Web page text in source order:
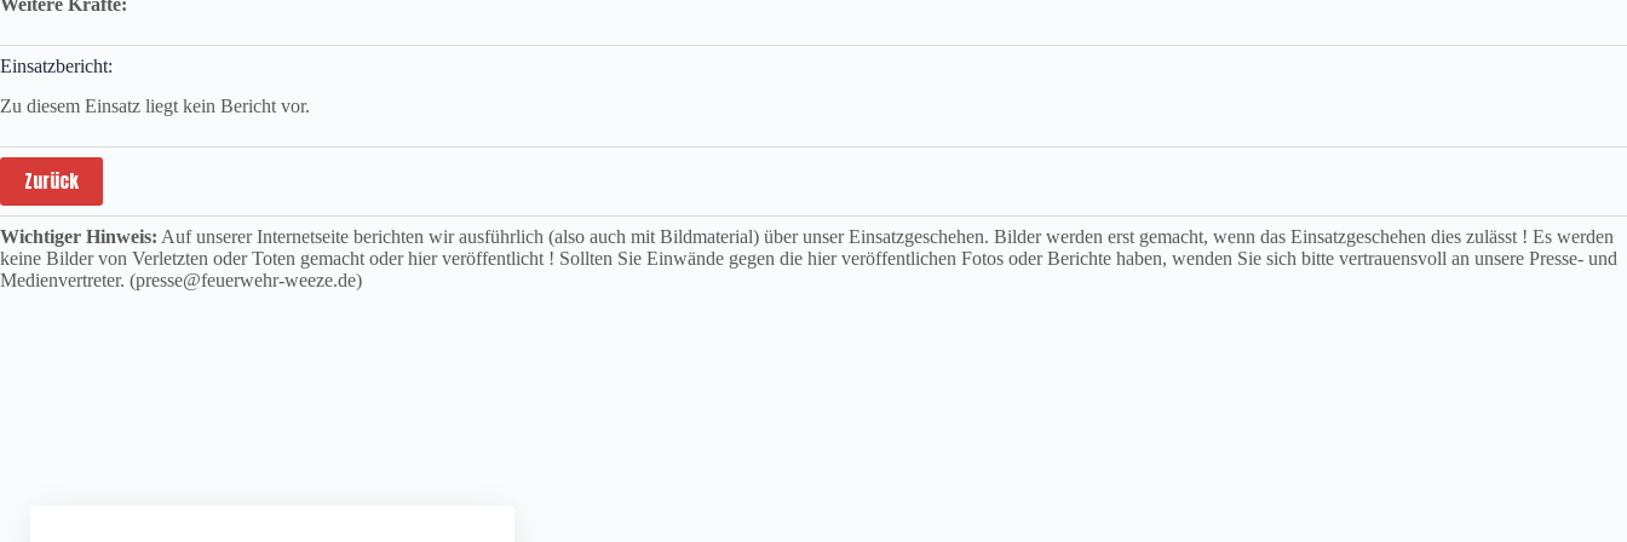
Weitere Kräfte:
Einsatzbericht:
Zu diesem Einsatz liegt kein Bericht vor.
Zurück
Wichtiger Hinweis: Auf unserer Internetseite berichten wir ausführlich (also auch mit Bildmaterial) über unser Einsatzgeschehen. Bilder werden erst gemacht, wenn das Einsatzgeschehen dies zulässt ! Es werden
keine Bilder von Verletzten oder Toten gemacht oder hier veröffentlicht ! Sollten Sie Einwände gegen die hier veröffentlichen Fotos oder Berichte haben, wenden Sie sich bitte vertrauensvoll an unsere Presse- und
Medienvertreter. (presse@feuerwehr-weeze.de)